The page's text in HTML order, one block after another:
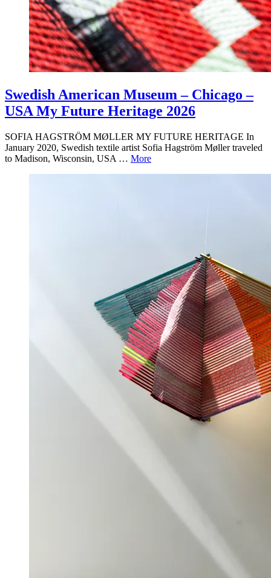
Swedish American Museum – Chicago –
USA My Future Heritage 2026
SOFIA HAGSTRÖM MØLLER MY FUTURE HERITAGE In
January 2020, Swedish textile artist Sofia Hagström Møller traveled
to Madison, Wisconsin, USA … More